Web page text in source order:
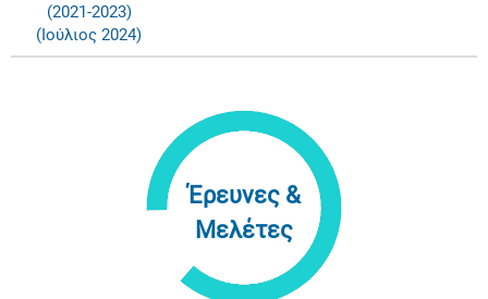
(2021-2023)
(Ιούλιος 2024)
Έρευνες &
Μελέτες